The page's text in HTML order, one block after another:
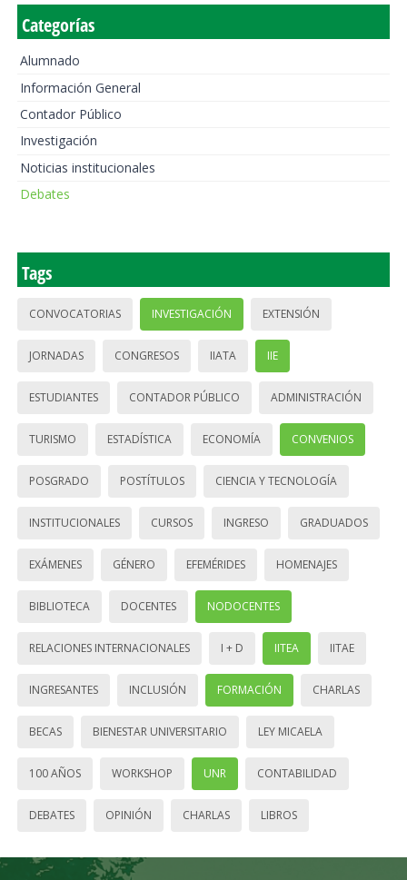
Categorías
Alumnado
Información General
Contador Público
Investigación
Noticias institucionales
Debates
Tags
CONVOCATORIAS INVESTIGACIÓN EXTENSIÓN
JORNADAS CONGRESOS IIATA IIE
ESTUDIANTES CONTADOR PÚBLICO ADMINISTRACIÓN
TURISMO ESTADÍSTICA ECONOMÍA CONVENIOS
POSGRADO POSTÍTULOS CIENCIA Y TECNOLOGÍA
INSTITUCIONALES CURSOS INGRESO GRADUADOS
EXÁMENES GÉNERO EFEMÉRIDES HOMENAJES
BIBLIOTECA DOCENTES NODOCENTES
RELACIONES INTERNACIONALES I + D IITEA IITAE
INGRESANTES INCLUSIÓN FORMACIÓN CHARLAS
BECAS BIENESTAR UNIVERSITARIO LEY MICAELA
100 AÑOS WORKSHOP UNR CONTABILIDAD
DEBATES OPINIÓN CHARLAS LIBROS